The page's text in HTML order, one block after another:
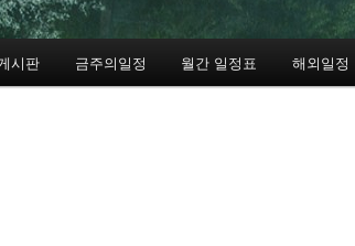
시판 금주의일정 월간 일정표 해외일정